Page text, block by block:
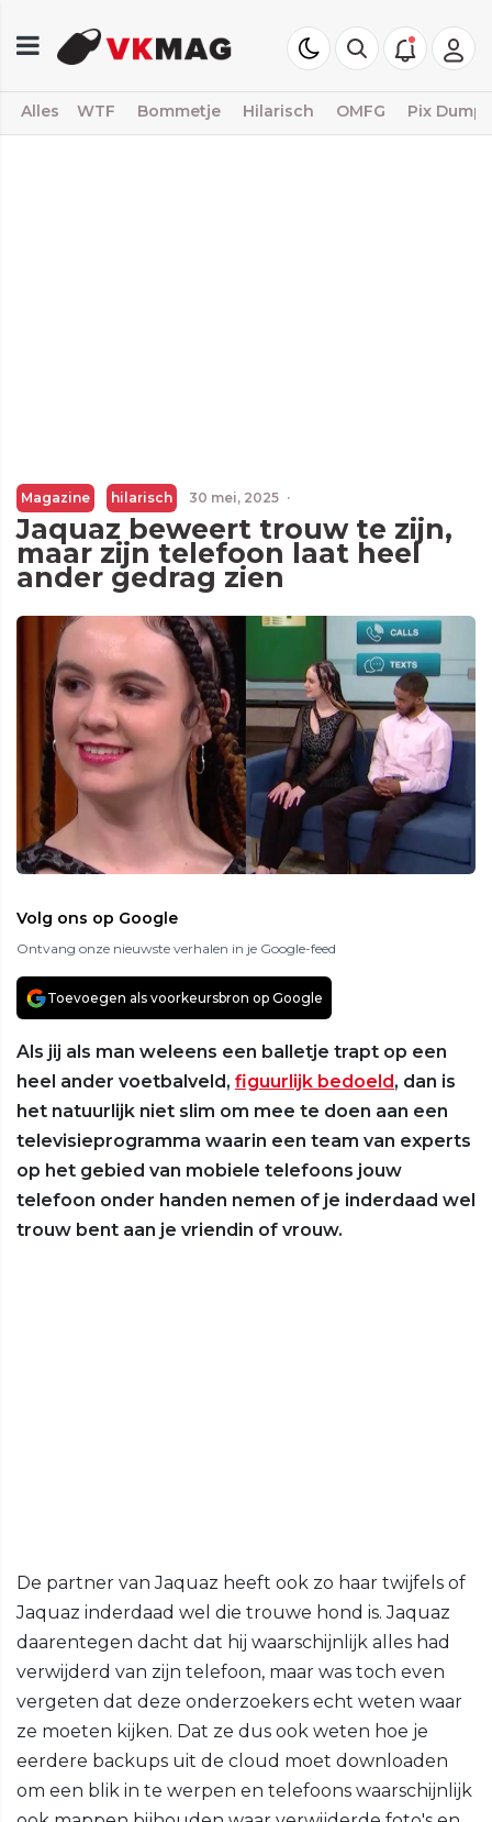
Alles WTF Bommetje Hilarisch OMFG Pix Dump
Magazine hilarisch 30 mei, 2025 ·
Jaquaz beweert trouw te zijn,
maar zijn telefoon laat heel
ander gedrag zien
Volg ons op Google
Ontvang onze nieuwste verhalen in je Google-feed
Toevoegen als voorkeursbron op Google
Als jij als man weleens een balletje trapt op een
heel ander voetbalveld, figuurlijk bedoeld, dan is
het natuurlijk niet slim om mee te doen aan een
televisieprogramma waarin een team van experts
op het gebied van mobiele telefoons jouw
telefoon onder handen nemen of je inderdaad wel
trouw bent aan je vriendin of vrouw.
De partner van Jaquaz heeft ook zo haar twijfels of
Jaquaz inderdaad wel die trouwe hond is. Jaquaz
daarentegen dacht dat hij waarschijnlijk alles had
verwijderd van zijn telefoon, maar was toch even
vergeten dat deze onderzoekers echt weten waar
ze moeten kijken. Dat ze dus ook weten hoe je
eerdere backups uit de cloud moet downloaden
om een blik in te werpen en telefoons waarschijnlijk